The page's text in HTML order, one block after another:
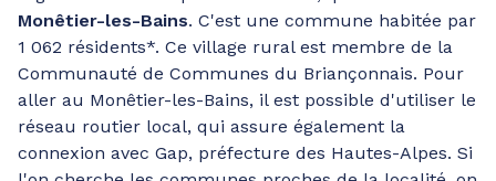
Monêtier-les-Bains. C'est une commune habitée par
1 062 résidents*. Ce village rural est membre de la
Communauté de Communes du Briançonnais. Pour
aller au Monêtier-les-Bains, il est possible d'utiliser le
réseau routier local, qui assure également la
connexion avec Gap, préfecture des Hautes-Alpes. Si